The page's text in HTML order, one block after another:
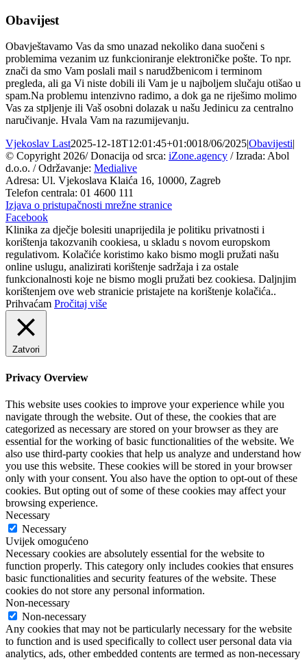
Obavijest
Obavještavamo Vas da smo unazad nekoliko dana suočeni s
problemima vezanim uz funkcioniranje elektroničke pošte. To npr.
znači da smo Vam poslali mail s narudžbenicom i terminom
pregleda, ali ga Vi niste dobili ili Vam je u najboljem slučaju otišao u
spam.Na problemu intenzivno radimo, a dok ga ne riješimo molimo
Vas za stpljenje ili Vaš osobni dolazak u našu Jedinicu za centralno
naručivanje. Hvala Vam na razumijevanju.
Vjekoslav Last2025-12-18T12:01:45+01:0018/06/2025|Obavijesti|
© Copyright2026/ Donacija od srca: iZone.agency / Izrada: Abol
d.o.o. / Održavanje: Medialive
Adresa: Ul. Vjekoslava Klaića 16, 10000, Zagreb
Telefon centrala: 01 4600 111
Izjava o pristupačnosti mrežne stranice
Facebook
Klinika za dječje bolesiti unaprijedila je politiku privatnosti i
korištenja takozvanih cookiesa, u skladu s novom europskom
regulativom. Kolačiće koristimo kako bismo mogli pružati našu
online uslugu, analizirati korištenje sadržaja i za ostale
funkcionalnosti koje ne bismo mogli pružati bez cookiesa. Daljnjim
korištenjem ove web stranicie pristajete na korištenje kolačića..
Prihvaćam Pročitaj više
Zatvori
Privacy Overview
This website uses cookies to improve your experience while you
navigate through the website. Out of these, the cookies that are
categorized as necessary are stored on your browser as they are
essential for the working of basic functionalities of the website. We
also use third-party cookies that help us analyze and understand how
you use this website. These cookies will be stored in your browser
only with your consent. You also have the option to opt-out of these
cookies. But opting out of some of these cookies may affect your
browsing experience.
Necessary
Necessary
Uvijek omogućeno
Necessary cookies are absolutely essential for the website to
function properly. This category only includes cookies that ensures
basic functionalities and security features of the website. These
cookies do not store any personal information.
Non-necessary
Non-necessary
Any cookies that may not be particularly necessary for the website
to function and is used specifically to collect user personal data via
analytics, ads, other embedded contents are termed as non-necessary